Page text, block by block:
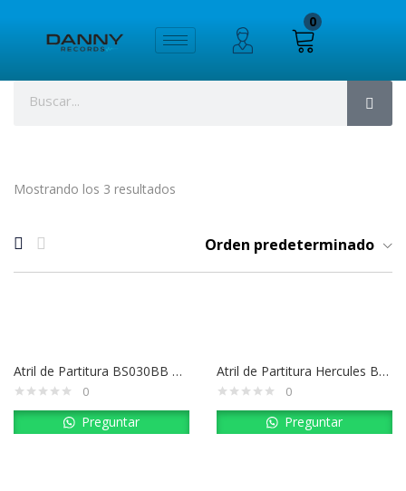
0
Mostrando los 3 resultados
Orden predeterminado
Atril de Partitura BS030BB HERCULES
0
Preguntar
Atril de Partitura Hercules BS100B
0
Preguntar